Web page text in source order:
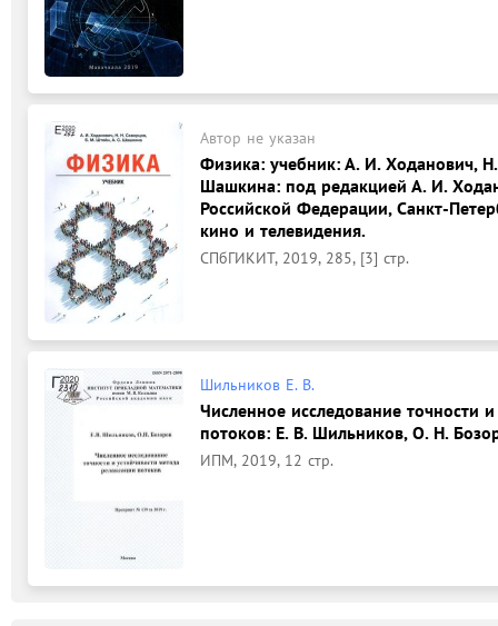
Автор не указан
Физика: учебник: А. И. Ходанович,
Шашкина: под редакцией А. И.
Российской Федерации, Санкт-
кино и телевидения.
СПбГИКИТ, 2019, 285, [3] стр.
Шильников Е. В.
Численное исследование точности
потоков: Е. В. Шильников, О. Н.
ИПМ, 2019, 12 стр.